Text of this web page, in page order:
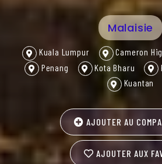
Malaisie
Kuala Lumpur Cameron
Penang
Kota Bharu
Kuantan
AJOUTER AU
AJOUTER AUX